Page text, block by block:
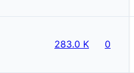
283.0 K 0